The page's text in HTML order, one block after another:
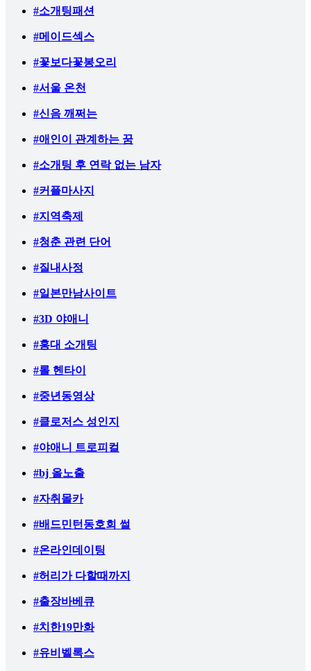
#소개팅패션
#메이드섹스
#꽃보다꽃봉오리
#서울 온천
#신음 깨쩌는
#애인이 관계하는 꿈
#소개팅 후 연락 없는 남자
#커플마사지
#지역축제
#청춘 관련 단어
#질내사정
#일본만남사이트
#3D 야애니
#홍대 소개팅
#롤 헨타이
#중년동영상
#클로저스 성인지
#야애니 트로피컬
#bj 올노출
#자취몰카
#배드민턴동호회 썰
#온라인데이팅
#허리가 다할때까지
#출장바베큐
#치한19만화
#유비벨록스